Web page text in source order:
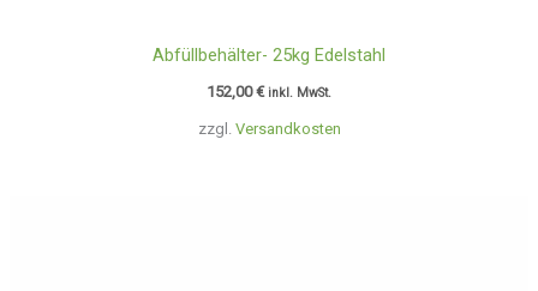
zzgl. Versandkosten
Abfüllbehälter- 25kg Edelstahl
152,00€ inkl. MwSt.